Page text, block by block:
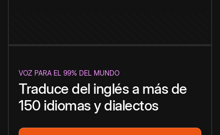
VOZ PARA EL 99% DEL MUNDO
Traduce del inglés a más de
150 idiomas y dialectos